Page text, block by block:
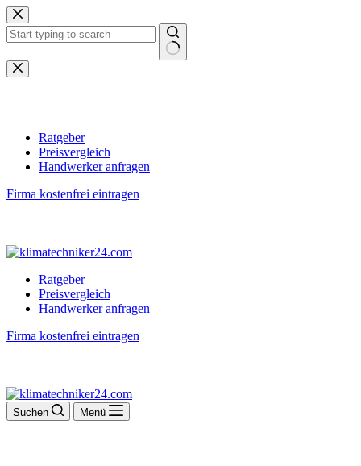
Zum
Inhalt
springen
Keine
Ergebnisse
Ratgeber
Preisvergleich
Handwerker anfragen
Firma kostenfrei eintragen
Ratgeber
Preisvergleich
Handwerker anfragen
Firma kostenfrei eintragen
Suchen Menü